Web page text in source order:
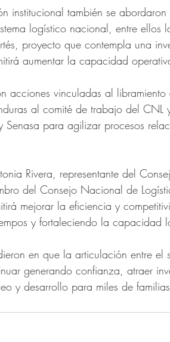
institucional también se
logístico nacional, entre ellos
proyecto que contempla una
aumentar la capacidad
acciones vinculadas al
al comité de trabajo del CNL
Senasa para agilizar procesos
Rivera, representante del
del Consejo Nacional de
mejorar la eficiencia y
y fortaleciendo la capacidad
en que la articulación entre
generando confianza, atraer
y desarrollo para miles de